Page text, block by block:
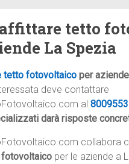
affittare tetto
La Spezia
tetto fotovoltaico per
deve contattare
al
darà risposte
collabora
per le aziende a